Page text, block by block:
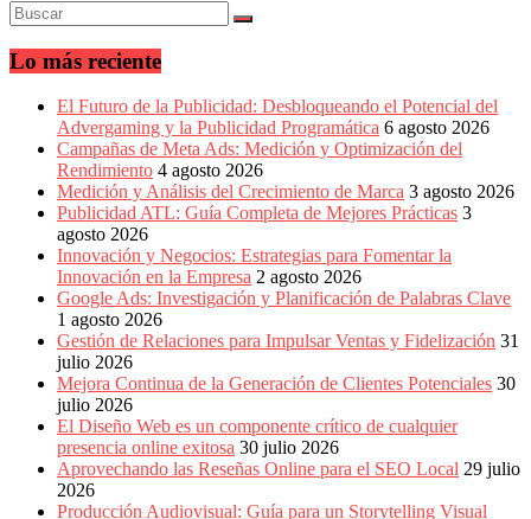
Lo más reciente
El Futuro de la Publicidad: Desbloqueando el Potencial del
Advergaming y la Publicidad Programática 6 agosto 2026
Campañas de Meta Ads: Medición y Optimización del
Rendimiento 4 agosto 2026
Medición y Análisis del Crecimiento de Marca 3 agosto 2026
Publicidad ATL: Guía Completa de Mejores Prácticas 3
agosto 2026
Innovación y Negocios: Estrategias para Fomentar la
Innovación en la Empresa 2 agosto 2026
Google Ads: Investigación y Planificación de Palabras Clave
1 agosto 2026
Gestión de Relaciones para Impulsar Ventas y Fidelización 31
julio 2026
Mejora Continua de la Generación de Clientes Potenciales 30
julio 2026
El Diseño Web es un componente crítico de cualquier
presencia online exitosa 30 julio 2026
Aprovechando las Reseñas Online para el SEO Local 29 julio
2026
Producción Audiovisual: Guía para un Storytelling Visual